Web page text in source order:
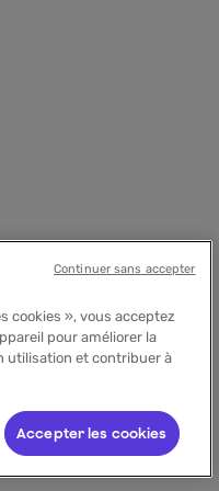
cookies », vous acceptez
pour améliorer la
utilisation et contribuer à
Accepter les cookies
Continuer sans accepter